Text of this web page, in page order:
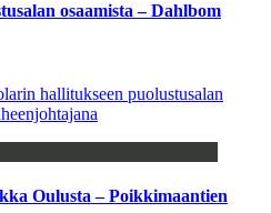
osaamista – Dahlbom
hallitukseen puolustusalan
Oulusta – Poikkimaantien